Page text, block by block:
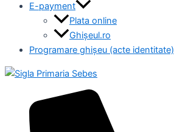
E-payment
Plata online
Ghișeul.ro
Programare ghișeu (acte identitate)